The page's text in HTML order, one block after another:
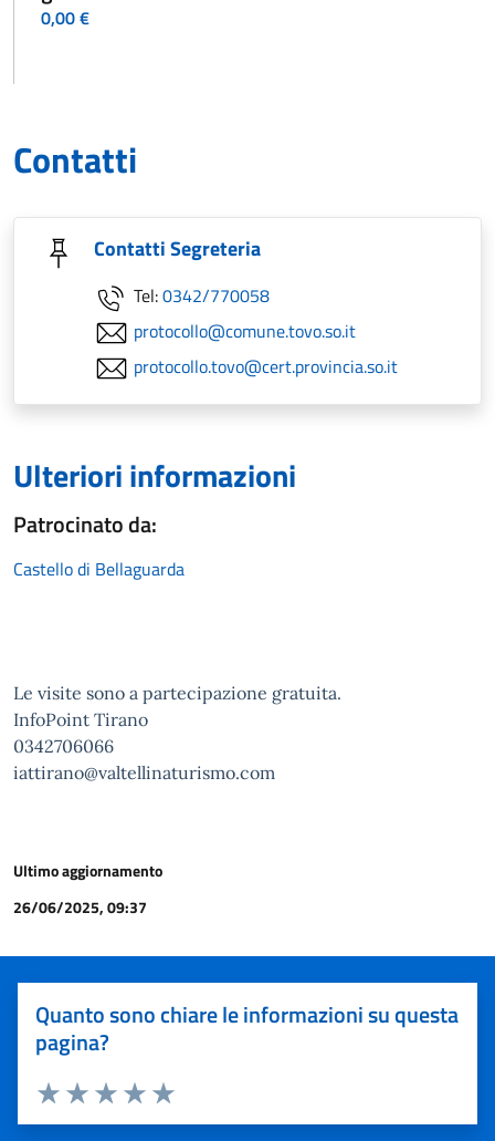
0,00 €
Contatti
Contatti Segreteria
Tel:0342/770058
protocollo@comune.tovo.so.it
protocollo.tovo@cert.provincia.so.it
Ulteriori informazioni
Patrocinato da:
Castello di Bellaguarda
Le visite sono a partecipazione gratuita.
InfoPoint Tirano
0342706066
iattirano@valtellinaturismo.com
Ultimo aggiornamento
26/06/2025, 09:37
Quanto sono chiare le informazioni su questa
pagina?
Valuta 5 stelle su 5
Valuta 4 stelle su 5
Valuta 3 stelle su 5
Valuta 2 stelle su 5
Valuta 1 stelle su 5